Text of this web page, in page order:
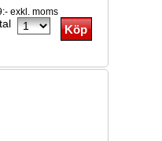
exkl. moms